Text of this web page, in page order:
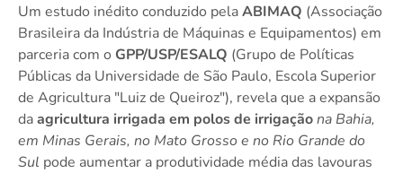
Um estudo inédito conduzido pelaABIMAQ (Associação
Brasileira da Indústria de Máquinas e Equipamentos) em
parceria com o GPP/USP/ESALQ (Grupo de Políticas
Públicas da Universidade de São Paulo, Escola Superior
de Agricultura "Luiz de Queiroz"), revela que a expansão
daagricultura irrigada em polos de irrigaçãona Bahia,
em Minas Gerais, no Mato Grosso e no Rio Grande do
Sul pode aumentar a produtividade média das lavouras